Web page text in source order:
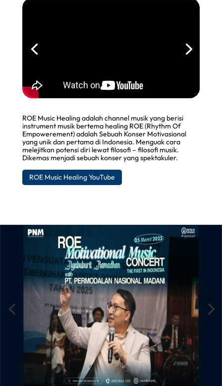
ROE Music Healing adalah channel musik yang berisi
instrument musik bertema healing ROE (Rhythm Of
Empowerement) adalah Sebuah Konser Motivasional
yang unik dan pertama di Indonesia. Menguak cara
melejitkan potensi diri lewat filosofi – filosofi musik.
Dikemas menjadi sebuah konser yang spektakuler.
ROE Music Healing YouTube